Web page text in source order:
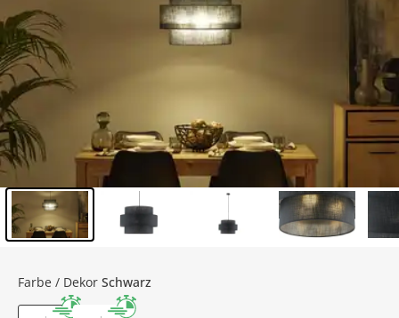
Farbe / Dekor Schwarz